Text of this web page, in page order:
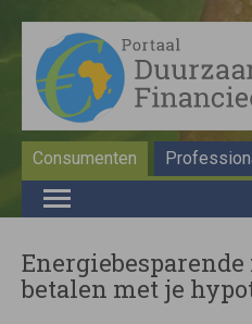
Consumenten
betalen met je